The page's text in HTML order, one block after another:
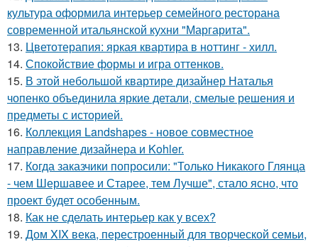
культура оформила интерьер семейного ресторана
современной итальянской кухни "Маргарита".
13. Цветотерапия: яркая квартира в ноттинг - хилл.
14. Спокойствие формы и игра оттенков.
15. В этой небольшой квартире дизайнер Наталья
чопенко объединила яркие детали, смелые решения и
предметы с историей.
16. Коллекция Landshapes - новое совместное
направление дизайнера и Kohler.
17. Когда заказчики попросили: "Только Никакого Глянца
- чем Шершавее и Старее, тем Лучше", стало ясно, что
проект будет особенным.
18. Как не сделать интерьер как у всех?
19. Дом XIX века, перестроенный для творческой семьи,